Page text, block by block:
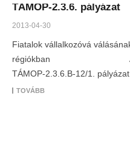
TÁMOP-2.3.6. pályázat
2013-04-30
Fiatalok vállalkozóvá
régiókban A
TÁMOP-2.3.6.B-12/1.
TOVÁBB